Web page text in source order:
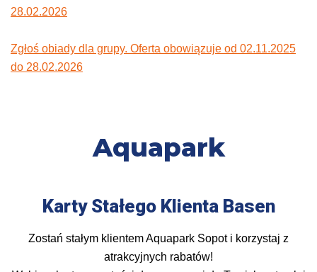
28.02.2026
Zgłoś obiady dla grupy. Oferta obowiązuje od 02.11.2025
do 28.02.2026
Aquapark
Karty Stałego Klienta Basen
Zostań stałym klientem Aquapark Sopot i korzystaj z
atrakcyjnych rabatów!